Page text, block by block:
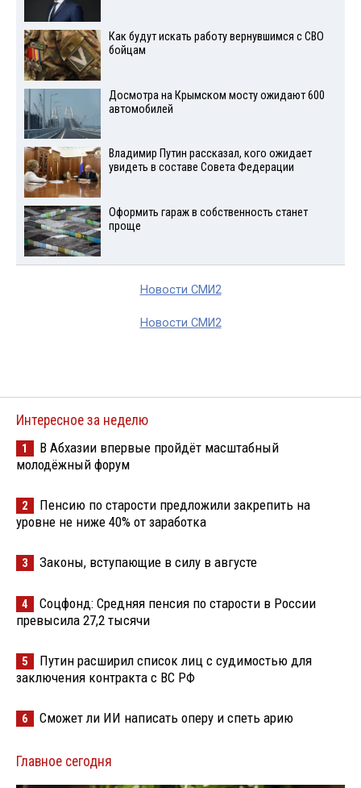
Как будут искать работу вернувшимся с СВО
бойцам
Досмотра на Крымском мосту ожидают 600
автомобилей
Владимир Путин рассказал, кого ожидает
увидеть в составе Совета Федерации
Оформить гараж в собственность станет
проще
Новости СМИ2
Новости СМИ2
Интересное за неделю
1
В Абхазии впервые пройдёт масштабный
молодёжный форум
2
Пенсию по старости предложили закрепить на
уровне не ниже 40% от заработка
3 Законы, вступающие в силу в августе
4
Соцфонд: Средняя пенсия по старости в России
превысила 27,2 тысячи
5
Путин расширил список лиц с судимостью для
заключения контракта с ВС РФ
6 Сможет ли ИИ написать оперу и спеть арию
Главное сегодня